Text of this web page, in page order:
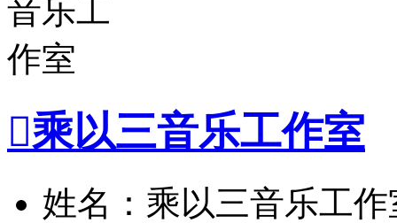
乘以三音乐工作室
姓名：乘以三音乐工作